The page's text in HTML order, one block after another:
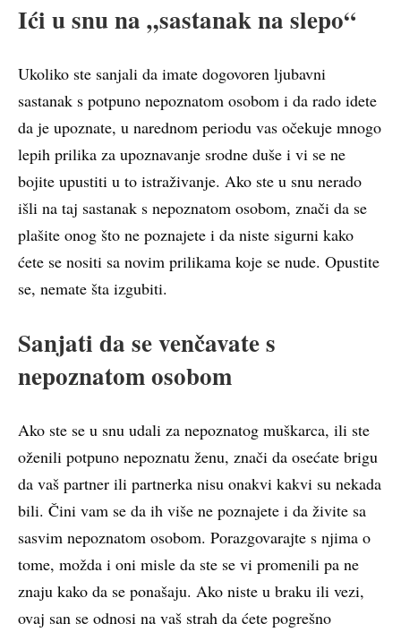
Ići u snu na „sastanak na slepo“
Ukoliko ste sanjali da imate dogovoren ljubavni
sastanak s potpuno nepoznatom osobom i da rado idete
da je upoznate, u narednom periodu vas očekuje mnogo
lepih prilika za upoznavanje srodne duše i vi se ne
bojite upustiti u to istraživanje. Ako ste u snu nerado
išli na taj sastanak s nepoznatom osobom, znači da se
plašite onog što ne poznajete i da niste sigurni kako
ćete se nositi sa novim prilikama koje se nude. Opustite
se, nemate šta izgubiti.
Sanjati da se venčavate s
nepoznatom osobom
Ako ste se u snu udali za nepoznatog muškarca, ili ste
oženili potpuno nepoznatu ženu, znači da osećate brigu
da vaš partner ili partnerka nisu onakvi kakvi su nekada
bili. Čini vam se da ih više ne poznajete i da živite sa
sasvim nepoznatom osobom. Porazgovarajte s njima o
tome, možda i oni misle da ste se vi promenili pa ne
znaju kako da se ponašaju. Ako niste u braku ili vezi,
ovaj san se odnosi na vaš strah da ćete pogrešno